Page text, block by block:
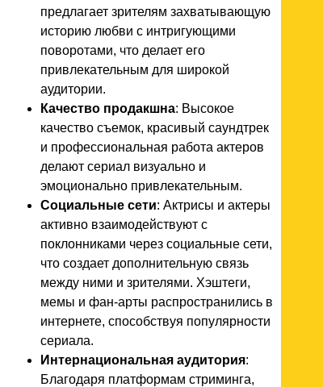
предлагает зрителям захватывающую
историю любви с интригующими
поворотами, что делает его
привлекательным для широкой
аудитории.
Качество продакшна: Высокое
качество съемок, красивый саундтрек
и профессиональная работа актеров
делают сериал визуально и
эмоционально привлекательным.
Социальные сети: Актрисы и актеры
активно взаимодействуют с
поклонниками через социальные сети,
что создает дополнительную связь
между ними и зрителями. Хэштеги,
мемы и фан-арты распространились в
интернете, способствуя популярности
сериала.
Интернациональная аудитория:
Благодаря платформам стриминга,